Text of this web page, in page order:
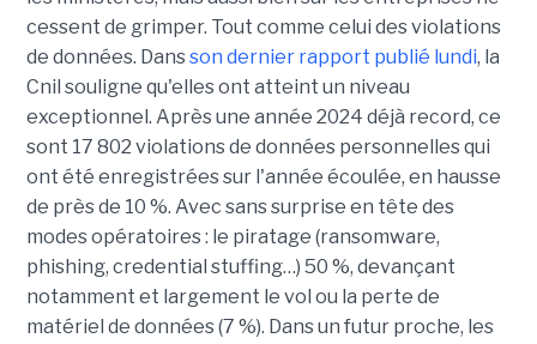
cessent de grimper. Tout comme celui des violations
de données. Dansson dernier rapport publié lundi, la
Cnil souligne qu'elles ont atteint un niveau
exceptionnel. Après une année 2024 déjà record, ce
sont 17 802 violations de données personnelles qui
ont été enregistrées sur l'année écoulée, en hausse
de près de 10 %. Avec sans surprise en tête des
modes opératoires : le piratage (ransomware,
phishing, credential stuffing…) 50 %, devançant
notamment et largement le vol ou la perte de
matériel de données (7 %). Dans un futur proche, les